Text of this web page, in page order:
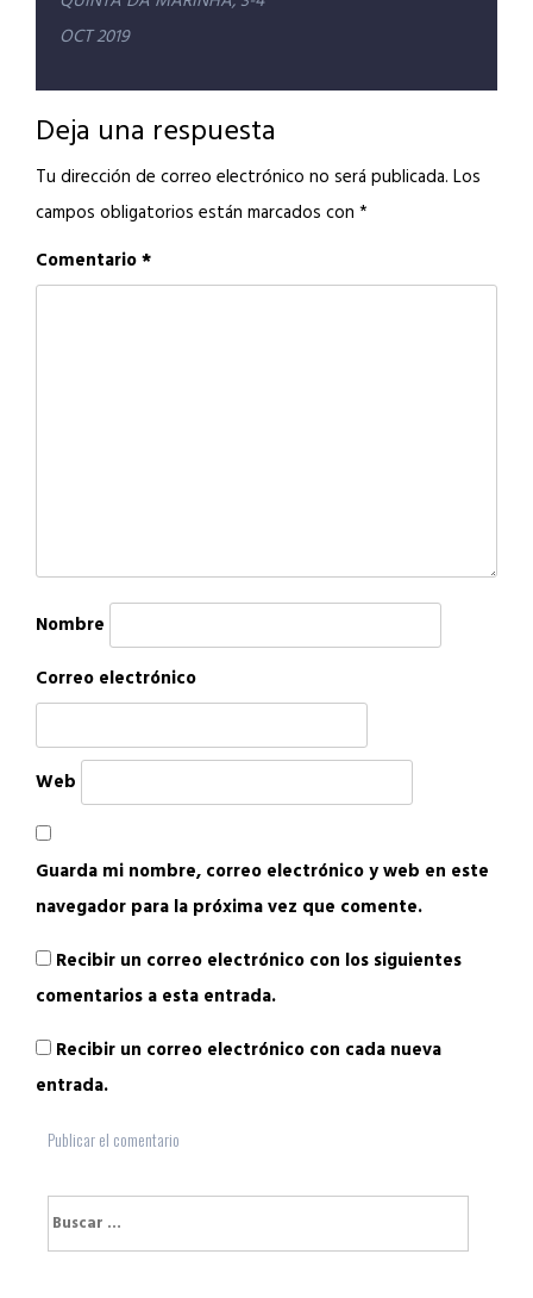
OCT 2019
Deja una respuesta
Tu dirección de correo electrónico no será publicada. Los
campos obligatorios están marcados con *
Comentario*
Nombre
Correo electrónico
Web
Guarda mi nombre, correo electrónico y web en este
navegador para la próxima vez que comente.
Recibir un correo electrónico con los siguientes
comentarios a esta entrada.
Recibir un correo electrónico con cada nueva
entrada.
Buscar: